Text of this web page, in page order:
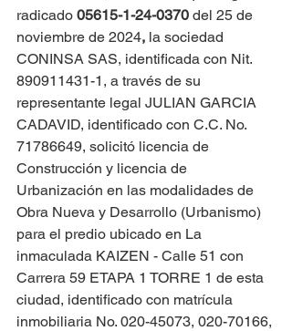
radicado 05615-1-24-0370 del 25 de
noviembre de 2024, la sociedad
CONINSA SAS, identificada con Nit.
890911431-1, a través de su
representante legal JULIAN GARCIA
CADAVID, identificado con C.C. No.
71786649, solicitó licencia de
Construcción y licencia de
Urbanización en las modalidades de
Obra Nueva y Desarrollo (Urbanismo)
para el predio ubicado en La
inmaculada KAIZEN - Calle 51 con
Carrera 59 ETAPA 1 TORRE 1 de esta
ciudad, identificado con matrícula
inmobiliaria No. 020-45073, 020-70166,